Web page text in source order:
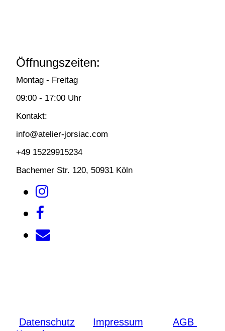
Öffnungszeiten:
Montag - Freitag
09:00 - 17:00 Uhr
Kontakt:
info@atelier-jorsiac.com
+49 15229915234
Bachemer Str. 120, 50931 Köln
Datenschutz Impressum
AGB